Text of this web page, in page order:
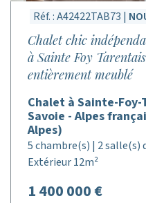
Réf. : A42422TAB73 |
Chalet chic
à Sainte Foy
entièrement meublé
Chalet à Sainte-
Savoie - Alpes
Alpes)
5 chambre(s) | 2 salle(s)
Extérieur 12m²
1 400 000 €